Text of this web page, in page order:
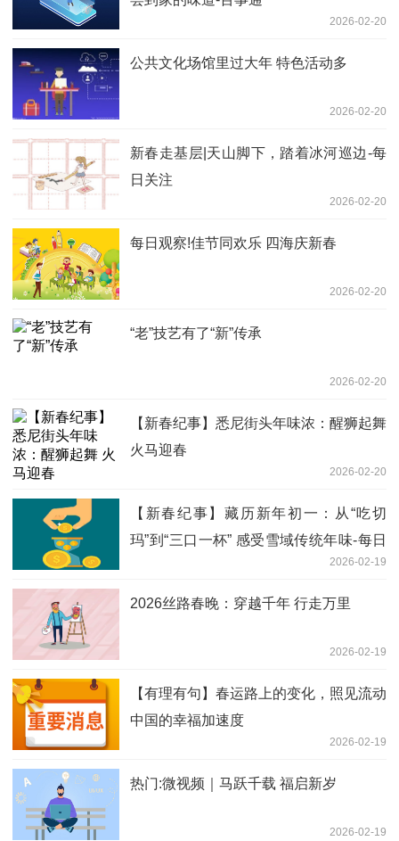
2026-02-20
公共文化场馆里过大年 特色活动多
2026-02-20
新春走基层|天山脚下，踏着冰河巡边-每
日关注
2026-02-20
每日观察!佳节同欢乐 四海庆新春
2026-02-20
“老”技艺有了“新”传承
2026-02-20
【新春纪事】悉尼街头年味浓：醒狮起舞
火马迎春
2026-02-20
【新春纪事】藏历新年初一：从“吃切
玛”到“三口一杯” 感受雪域传统年味-每日
2026-02-19
2026丝路春晚：穿越千年 行走万里
2026-02-19
【有理有句】春运路上的变化，照见流动
中国的幸福加速度
2026-02-19
热门:微视频｜马跃千载 福启新岁
2026-02-19